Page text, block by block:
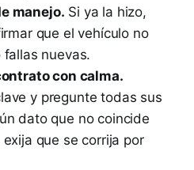
manejo. Si ya la hizo,
que el vehículo no
nuevas.
con calma.
y pregunte todas sus
dato que no coincide
que se corrija por